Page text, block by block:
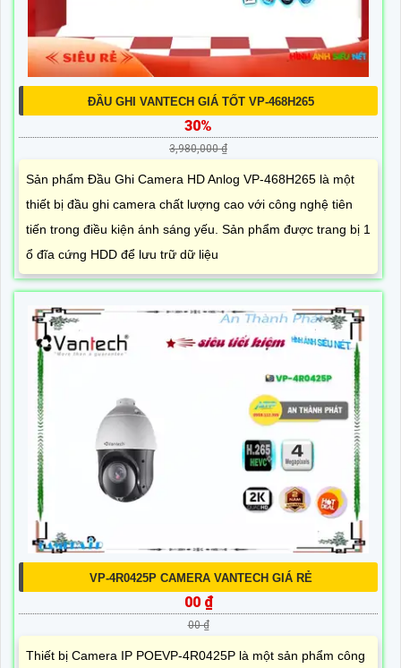
ĐẦU GHI VANTECH GIÁ TỐT VP-468H265
30%
3,980,000 ₫
Sản phẩm Đầu Ghi Camera HD Anlog VP-468H265 là một
thiết bị đầu ghi camera chất lượng cao với công nghệ tiên
tiến trong điều kiện ánh sáng yếu. Sản phẩm được trang bị 1
ổ đĩa cứng HDD để lưu trữ dữ liệu
VP-4R0425P CAMERA VANTECH GIÁ RẺ
00 ₫
00 ₫
Thiết bị Camera IP POEVP-4R0425P là một sản phẩm công